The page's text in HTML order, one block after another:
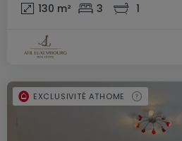
130 m² 3 1
EXCLUSIVITÉ ATHOME